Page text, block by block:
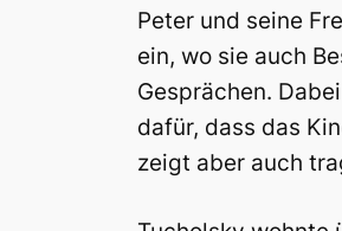
Peter und seine
ein, wo sie auch
Gesprächen.
dafür, dass das
zeigt aber auch